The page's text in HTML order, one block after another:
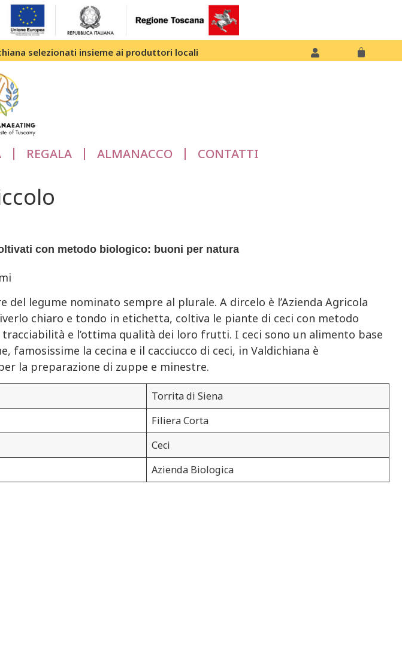
selezionati insieme ai produttori locali
REGALA ALMANACCO CONTATTI
con metodo biologico: buoni per natura
del legume nominato sempre al plurale. A dircelo è l’Azienda Agricola
chiaro e tondo in etichetta, coltiva le piante di ceci con metodo
e l’ottima qualità dei loro frutti. I ceci sono un alimento base
famosissime la cecina e il cacciucco di ceci, in Valdichiana è
la preparazione di zuppe e minestre.
Torrita di Siena
Filiera Corta
Ceci
Azienda Biologica